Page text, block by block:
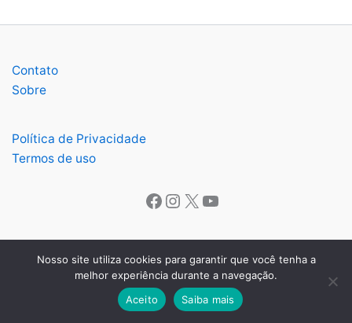
Contato
Sobre
Política de Privacidade
Termos de uso
Copyright © 2026 O Lavrense | Todos os direitos reservados.
Nosso site utiliza cookies para garantir que você tenha a
melhor experiência durante a navegação.
Aceito
Saiba mais